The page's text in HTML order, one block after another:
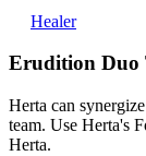
Healer
Erudition Duo
Herta can
team. Use Herta's
Herta.